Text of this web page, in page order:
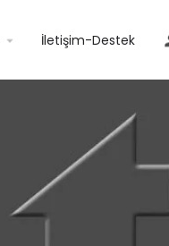
İletişim-Destek